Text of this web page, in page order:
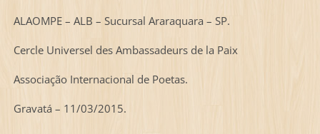
ALAOMPE – ALB – Sucursal Araraquara – SP.
Cercle Universel des Ambassadeurs de la Paix
Associação Internacional de Poetas.
Gravatá – 11/03/2015.